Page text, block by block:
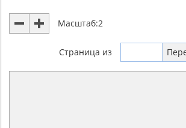
Масштаб:2
Страница из